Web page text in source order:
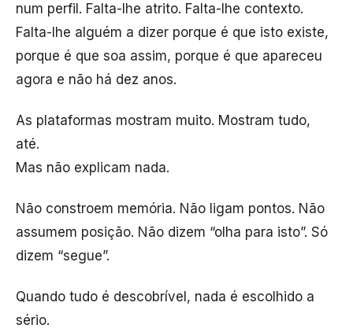
num perfil. Falta-lhe atrito. Falta-lhe contexto.
Falta-lhe alguém a dizer porque é que isto existe,
porque é que soa assim, porque é que apareceu
agora e não há dez anos.
As plataformas mostram muito. Mostram tudo,
até.
Mas não explicam nada.
Não constroem memória. Não ligam pontos. Não
assumem posição. Não dizem “olha para isto”. Só
dizem “segue”.
Quando tudo é descobrível, nada é escolhido a
sério.